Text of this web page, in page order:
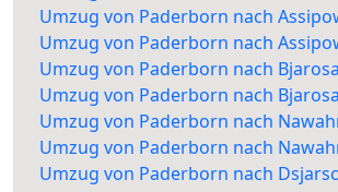
Umzug von Paderborn nach
Umzug von Paderborn nach
Umzug von Paderborn nach Bjarosa
Umzug von Paderborn nach Bjarosa
Umzug von Paderborn nach
Umzug von Paderborn nach
Umzug von Paderborn nach